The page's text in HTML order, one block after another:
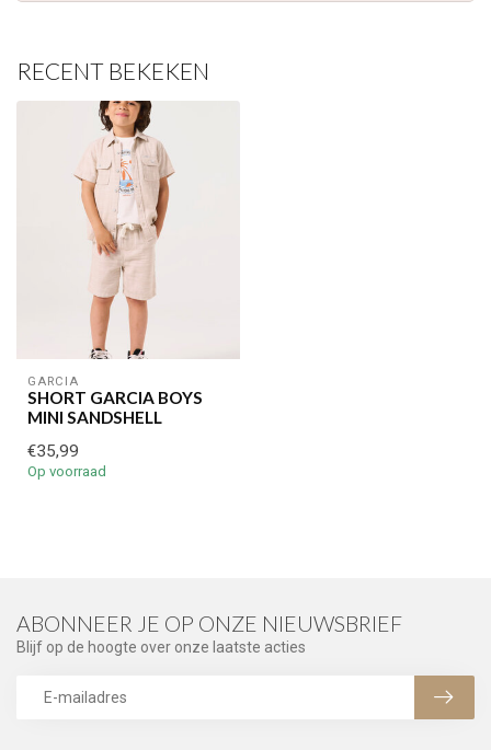
RECENT BEKEKEN
GARCIA
SHORT GARCIA BOYS
MINI SANDSHELL
€35,99
Op voorraad
ABONNEER JE OP ONZE NIEUWSBRIEF
Blijf op de hoogte over onze laatste acties